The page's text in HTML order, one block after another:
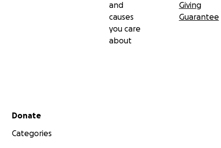
and
causes
you care
about
Giving
Guarantee
Secondary menu
Donate
Categories